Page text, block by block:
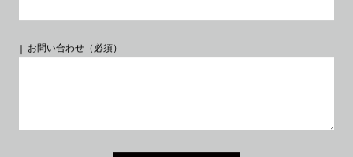
NEXT
お問い合わせ（必須）